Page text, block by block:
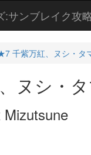
:サンブレイク攻
千紫万紅、ヌシ・タ
ヌシ・